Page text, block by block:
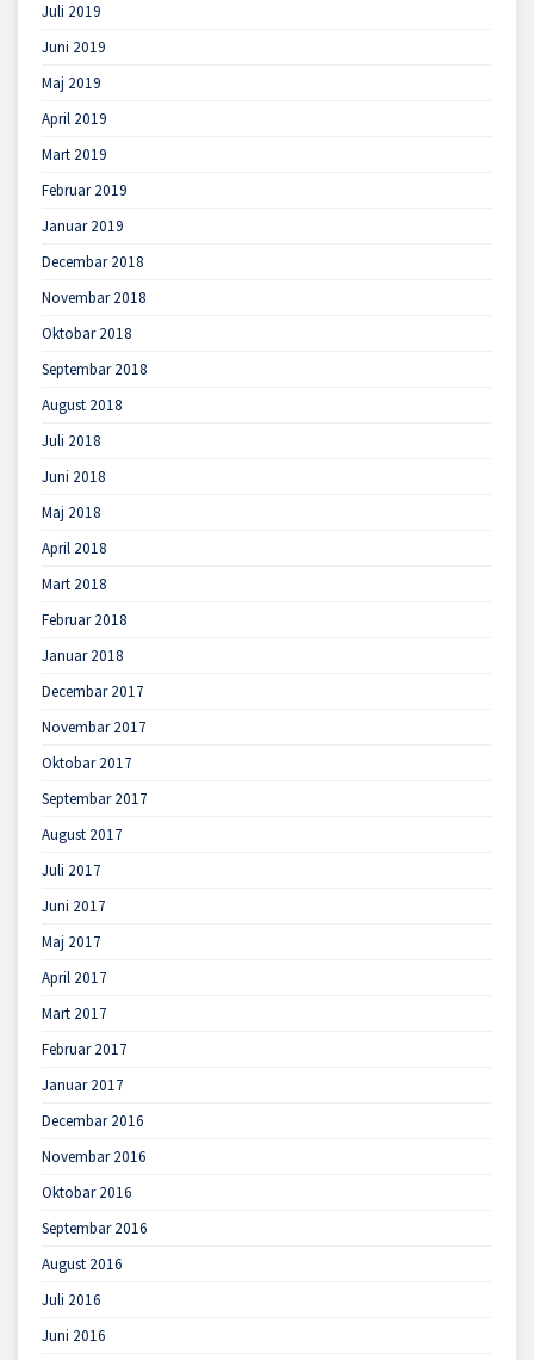
Juli 2019
Juni 2019
Maj 2019
April 2019
Mart 2019
Februar 2019
Januar 2019
Decembar 2018
Novembar 2018
Oktobar 2018
Septembar 2018
August 2018
Juli 2018
Juni 2018
Maj 2018
April 2018
Mart 2018
Februar 2018
Januar 2018
Decembar 2017
Novembar 2017
Oktobar 2017
Septembar 2017
August 2017
Juli 2017
Juni 2017
Maj 2017
April 2017
Mart 2017
Februar 2017
Januar 2017
Decembar 2016
Novembar 2016
Oktobar 2016
Septembar 2016
August 2016
Juli 2016
Juni 2016